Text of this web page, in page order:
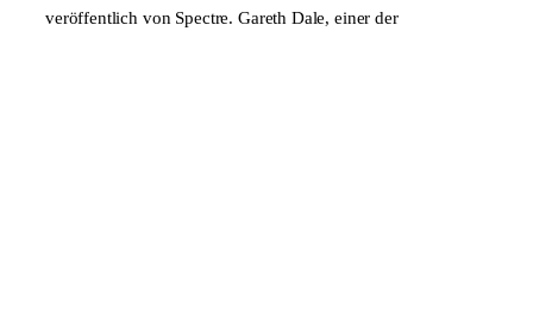
veröffentlich von Spectre. Gareth Dale, einer der